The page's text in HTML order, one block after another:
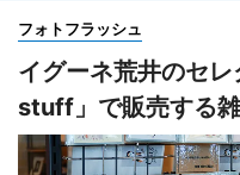
フォトフラッシュ
イグーネ荒井のセ
stuff」で販売する